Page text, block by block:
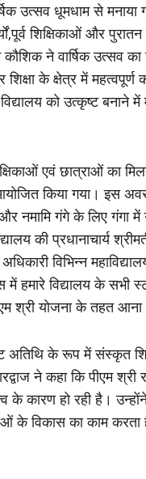
उत्सव धूमधाम से
शिक्षिकाओं और
ने वार्षिक उत्सव
के क्षेत्र में महत्वपूर्ण
को उत्कृष्ट बनाने में
एवं छात्राओं का
किया गया। इस
नमामि गंगे के लिए गंगा
की प्रधानाचार्य
विभिन्न
विद्यालय के सभी
श्री योजना के तहत
के रूप में संस्कृत
ने कहा कि पीएम
के कारण हो रही है।
के विकास का काम